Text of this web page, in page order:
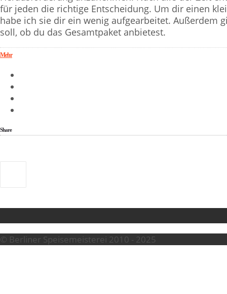
für jeden die richtige Entscheidung. Um dir einen
habe ich sie dir ein wenig aufgearbeitet. Außerdem
soll, ob du das Gesamtpaket anbietest.
Mehr
Share
© Berliner Speisemeisterei 2010 - 2025